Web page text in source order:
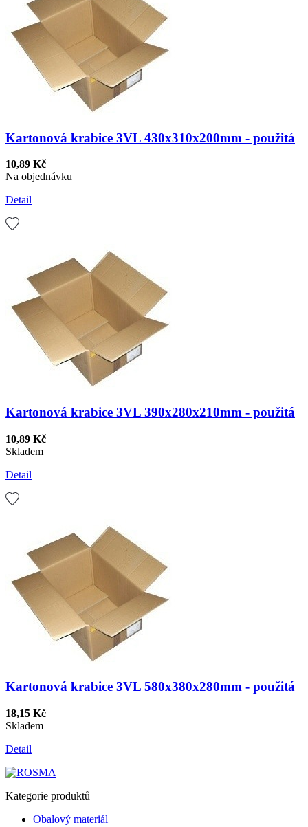
Kartonová krabice 3VL 430x310x200mm - použitá
10,89 Kč
Na objednávku
Detail
Kartonová krabice 3VL 390x280x210mm - použitá
10,89 Kč
Skladem
Detail
Kartonová krabice 3VL 580x380x280mm - použitá
18,15 Kč
Skladem
Detail
Kategorie produktů
Obalový materiál